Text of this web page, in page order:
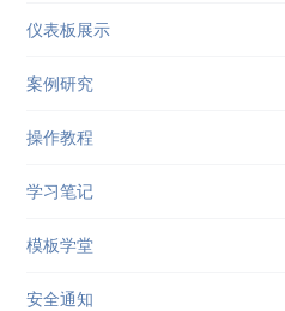
仪表板展示
案例研究
操作教程
学习笔记
模板学堂
安全通知